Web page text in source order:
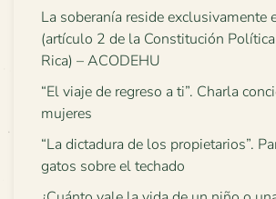
La soberanía reside exclusivamente
(artículo 2 de la Constitución
Rica) – ACODEHU
“El viaje de regreso a ti”. Charla
mujeres
“La dictadura de los propietarios”.
gatos sobre el techado